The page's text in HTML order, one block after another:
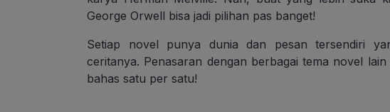
George Orwell bisa jadi pilihan pas banget!
Setiap novel punya dunia dan pesan tersendiri
ceritanya. Penasaran dengan berbagai tema novel
bahas satu per satu!